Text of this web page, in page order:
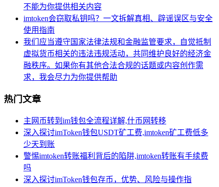
不能为你提供相关内容
imtoken会窃取私钥吗？一文拆解真相、辟谣误区与安全
使用指南
我们应当遵守国家法律法规和金融监管要求，自觉抵制
虚拟货币相关的违法违规活动，共同维护良好的经济金
融秩序。如果你有其他合法合规的话题或内容创作需
求，我会尽力为你提供帮助
热门文章
主网币转到im钱包全流程详解,什币网转移
深入探讨imToken钱包USDT矿工费,imtoken矿工费低多
少天到账
警惕imtoken转账福利背后的陷阱,imtoken转账有手续费
吗
深入探讨imToken钱包存币，优势、风险与操作指